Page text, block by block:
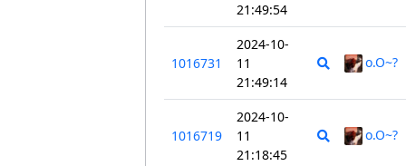
21:49:54
1016731
2024-10-
11
21:49:14
o.O~?
1016719
2024-10-
11
21:18:45
o.O~?